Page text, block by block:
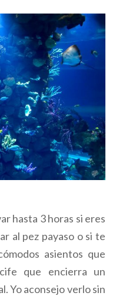
hasta 3 horas si eres
al pez payaso o si te
asientos que
que encierra un
Yo aconsejo verlo sin